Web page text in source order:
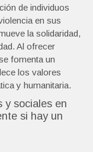
de individuos
en sus
la solidaridad,
Al ofrecer
fomenta un
los valores
y humanitaria.
y sociales en
si hay un